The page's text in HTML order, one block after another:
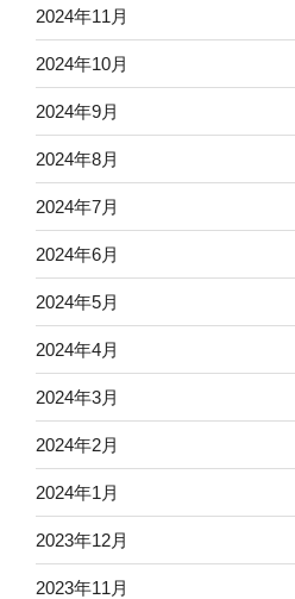
2024年11月
2024年10月
2024年9月
2024年8月
2024年7月
2024年6月
2024年5月
2024年4月
2024年3月
2024年2月
2024年1月
2023年12月
2023年11月